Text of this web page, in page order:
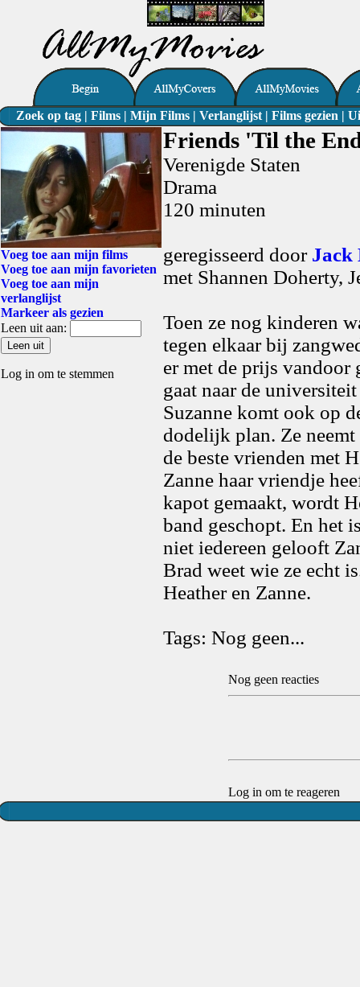
Zoek op tag | Films | Mijn Films | Verlanglijst | Films gezien |
Voeg toe aan mijn films
Voeg toe aan mijn favorieten
Voeg toe aan mijn
verlanglijst
Markeer als gezien
Leen uit aan:
Log in om te stemmen
Friends 'Til the
Verenigde Staten
Drama
120 minuten
geregisseerd door Jack
met Shannen Doherty,
Toen ze nog kinderen
tegen elkaar bij
er met de prijs vandoor
gaat naar de
Suzanne komt ook op
dodelijk plan. Ze
de beste vrienden met
Zanne haar vriendje
kapot gemaakt, wordt
band geschopt. En het
niet iedereen gelooft
Brad weet wie ze echt
Heather en Zanne.
Tags: Nog geen...
Nog geen reacties
Log in om te reageren